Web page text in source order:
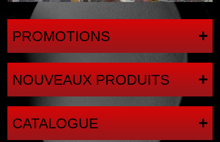
PROMOTIONS
NOUVEAUX PRODUITS
CATALOGUE